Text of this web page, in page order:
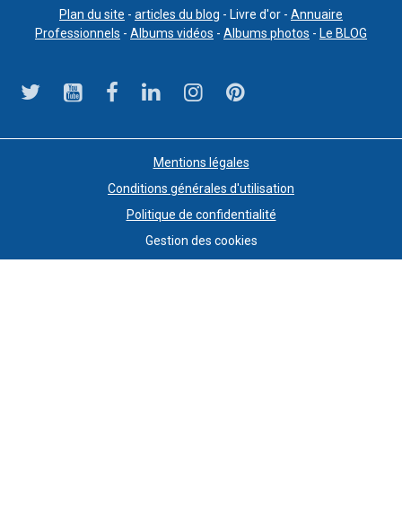
Plan du site - articles du blog - Livre d'or - Annuaire
Professionnels - Albums vidéos - Albums photos - Le BLOG
Mentions légales
Conditions générales d'utilisation
Politique de confidentialité
Gestion des cookies